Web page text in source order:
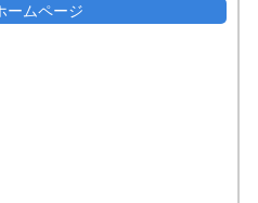
ームページ